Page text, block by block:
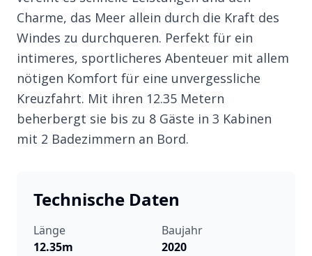
Charme, das Meer allein durch die Kraft des
Windes zu durchqueren. Perfekt für ein
intimeres, sportlicheres Abenteuer mit allem
nötigen Komfort für eine unvergessliche
Kreuzfahrt. Mit ihren 12.35 Metern
beherbergt sie bis zu 8 Gäste in 3 Kabinen
mit 2 Badezimmern an Bord.
Technische Daten
Länge
12.35m
Baujahr
2020